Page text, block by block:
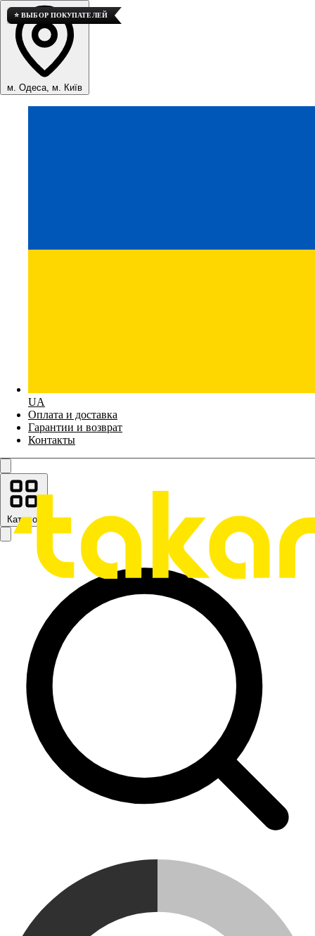
м. Одеса, м. Київ
UA
Оплата и доставка
Гарантии и возврат
Контакты
Каталог
🏆 ЛУЧШИЙ ВАРИАНТ
💎 ВЫСОКОЕ КАЧЕСТВО
⭐ ВЫБОР ПОКУПАТЕЛЕЙ